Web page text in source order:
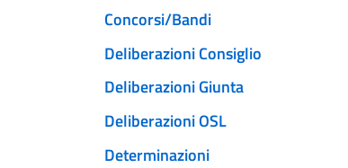
Concorsi/Bandi
Deliberazioni Consiglio
Deliberazioni Giunta
Deliberazioni OSL
Determinazioni